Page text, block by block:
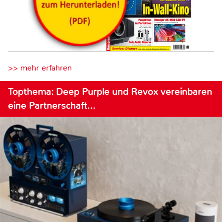
>> mehr erfahren
Topthema: Deep Purple und Revox vereinbaren
eine Partnerschaft…